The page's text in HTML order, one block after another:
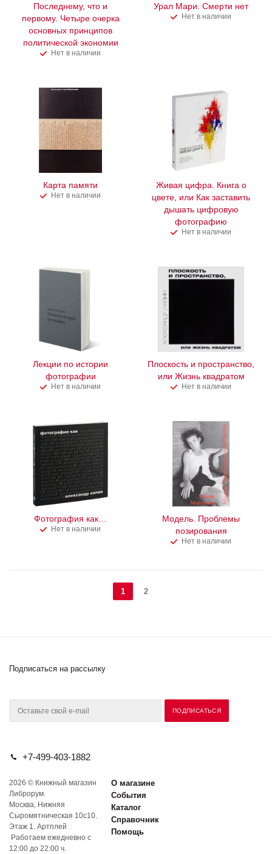
Последнему, что и
первому. Четыре очерка
основных принципов
политической экономии
Нет в наличии
Урал Мари. Смерти нет
Нет в наличии
Карта памяти
Нет в наличии
Живая цифра. Книга о
цвете, или Как заставить
дышать цифровую
фотографию
Нет в наличии
Лекции по истории
фотографии
Нет в наличии
Плоскость и пространство,
или Жизнь квадратом
Нет в наличии
Фотография как…
Нет в наличии
Модель. Проблемы
позирования
Нет в наличии
1 2
Подписаться на рассылку
+7-499-403-1882
2026 © Книжный магазин
Либрорум.
Москва, Нижняя
Сыромятническая 10с10.
Этаж 1. Артплей
Работаем ежедневно с
12:00 до 22:00 ч.
О магазине
События
Каталог
Справочник
Помощь